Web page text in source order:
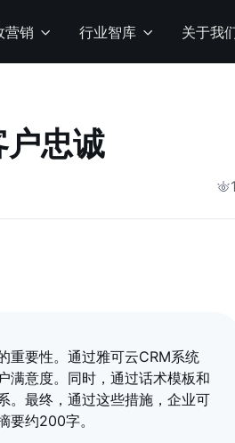
营销 行业智库 关于我
忠诚
重要性。通过雅可云CRM系统
满意度。同时，通过话术模板和
。最终，通过这些措施，企业可
要约200字。